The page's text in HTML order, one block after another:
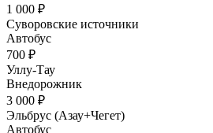
1 000 ₽
Суворовские источники
Автобус
700 ₽
Уллу-Тау
Внедорожник
3 000 ₽
Эльбрус (Азау+Чегет)
Автобус